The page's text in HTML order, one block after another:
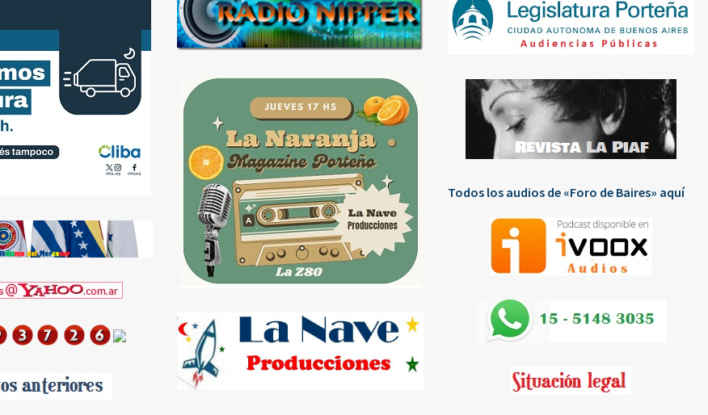
Todos los audios de «Foro de Baires» aquí